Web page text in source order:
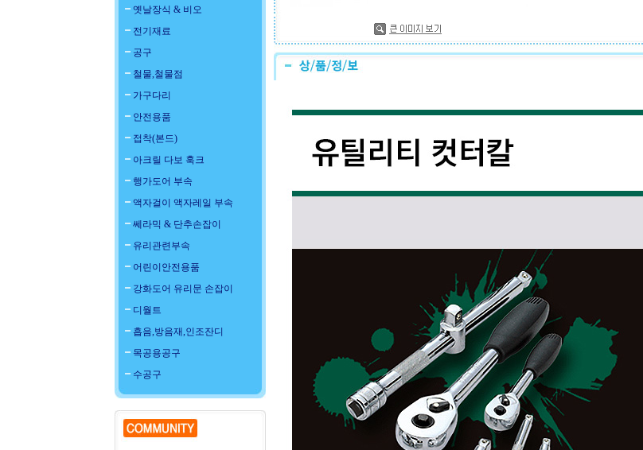
옛날장식 & 비오
전기재료
공구
철물,철물점
가구다리
안전용품
접착(본드)
아크릴 다보 훅크
행가도어 부속
액자걸이 액자레일 부속
쎄라믹 & 단추손잡이
유리관련부속
어린이안전용품
강화도어 유리문 손잡이
디월트
흡음,방음재,인조잔디
목공용공구
수공구